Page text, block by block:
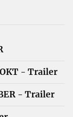
- Trailer
- Trailer